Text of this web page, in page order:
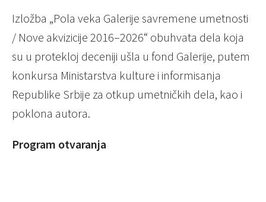
Izložba „Pola veka Galerije savremene umetnosti
/ Nove akvizicije 2016–2026“ obuhvata dela koja
su u protekloj deceniji ušla u fond Galerije, putem
konkursa Ministarstva kulture i informisanja
Republike Srbije za otkup umetničkih dela, kao i
poklona autora.
Program otvaranja